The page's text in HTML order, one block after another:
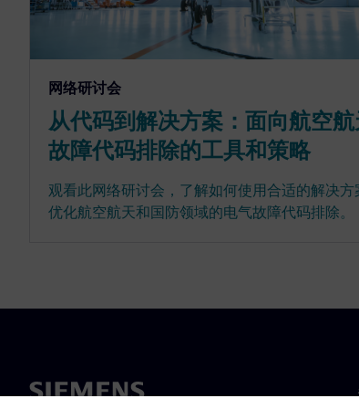
网络研讨会
从代码到解决方案：面向航空航
故障代码排除的工具和策略
观看此网络研讨会，了解如何使用合适的解决方
优化航空航天和国防领域的电气故障代码排除。